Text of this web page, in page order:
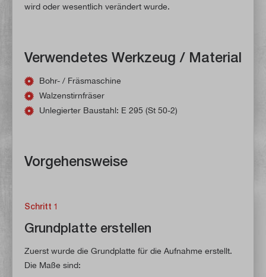
wird oder wesentlich verändert wurde.
Verwendetes Werkzeug / Material
Bohr- / Fräsmaschine
Walzenstirnfräser
Unlegierter Baustahl: E 295 (St 50-2)
Vorgehensweise
Schritt 1
Grundplatte erstellen
Zuerst wurde die Grundplatte für die Aufnahme erstellt.
Die Maße sind: